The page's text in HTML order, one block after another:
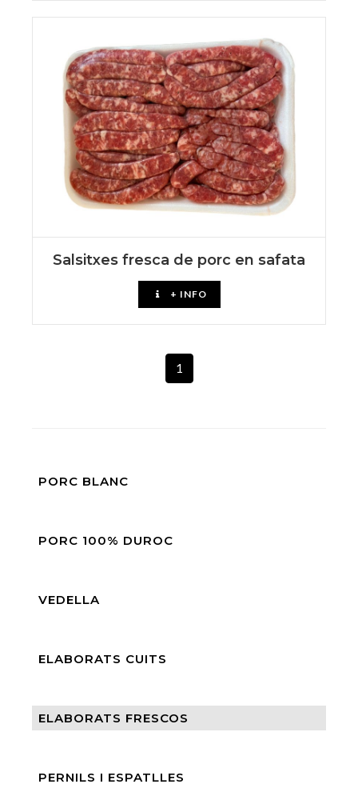
Salsitxes fresca de porc en safata
+ INFO
1
PORC BLANC
PORC 100% DUROC
VEDELLA
ELABORATS CUITS
ELABORATS FRESCOS
PERNILS I ESPATLLES